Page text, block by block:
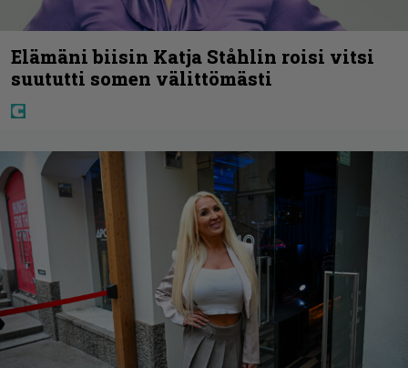
Elämäni biisin Katja Ståhlin roisi vitsi
suututti somen välittömästi